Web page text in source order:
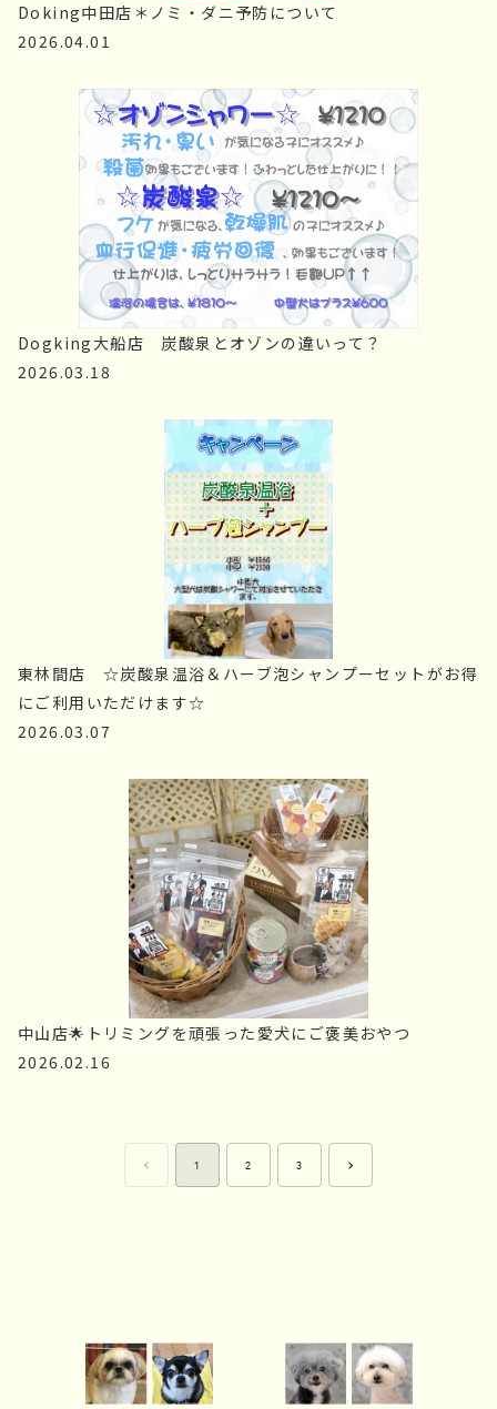
Doking中田店＊ノミ・ダニ予防について
2026.04.01
Dogking大船店　炭酸泉とオゾンの違いって？
2026.03.18
東林間店　☆炭酸泉温浴＆ハーブ泡シャンプーセットがお得
にご利用いただけます☆
2026.03.07
中山店🌟トリミングを頑張った愛犬にご褒美おやつ
2026.02.16
1 2 3